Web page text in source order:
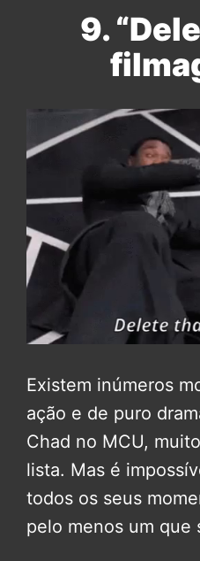
9.
Existem inúmeros
ação e de puro
Chad no MCU,
lista. Mas é
todos os seus
pelo menos um que